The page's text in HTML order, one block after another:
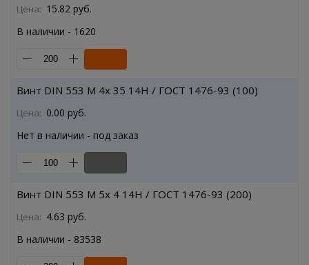
Цена: 15.82 руб.
В наличии - 1620
Винт DIN 553 M 4x 35 14H / ГОСТ 1476-93 (100)
Цена: 0.00 руб.
Нет в наличии - под заказ
Винт DIN 553 M 5x 4 14H / ГОСТ 1476-93 (200)
Цена: 4.63 руб.
В наличии - 83538